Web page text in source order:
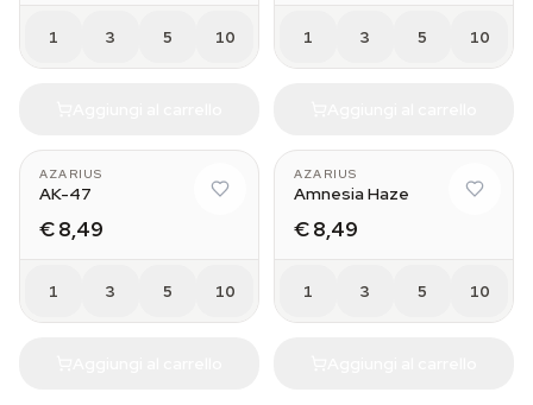
1 3 5 10 1 3 5 10
AZARIUS
AK-47
€ 8,49
1 3 5 10
AZARIUS
Amnesia Haze
€ 8,49
1 3 5 10